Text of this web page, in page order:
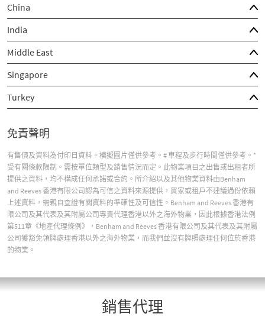
China
India
Middle East
Singapore
Turkey
免責聲明
有售價及資料為付印日資料。模擬圖片僅供參考。# 車程及步行時間僅供參考。*
受有關條款限制。需按單位類型及銷售情況而定。此物業項目之出售或出租者所
提供之資料，均不構成任何承諾或合約。所介紹以及其他物業資料由Benham
and Reeves 香港有限公司認為可信之資料來源提供，買家或租戶不建議過份依賴
上述資料，需親自查證有關資料的準確性及可信性。Benham and Reeves 香港有
限公司及其代表及其附屬公司專責代理香港以外之海外物業，因此根據香港法例
第511章《地產代理條例》，Benham and Reeves 香港有限公司及其代表及其附屬
公司獲豁免領牌處理香港以外之海外物業，而我們並沒有牌照處理任何位於香港
的物業。
銷售代理